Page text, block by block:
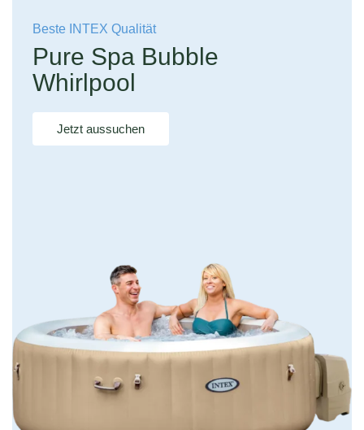
Beste INTEX Qualität
Pure Spa Bubble
Whirlpool
Jetzt aussuchen